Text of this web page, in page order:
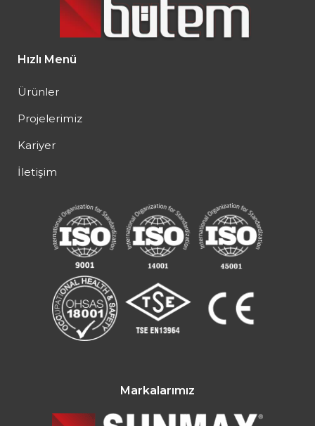
Hızlı Menü
Ürünler
Projelerimiz
Kariyer
İletişim
Markalarımız